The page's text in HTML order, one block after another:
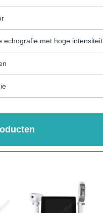
echografie met hoge intensiteit